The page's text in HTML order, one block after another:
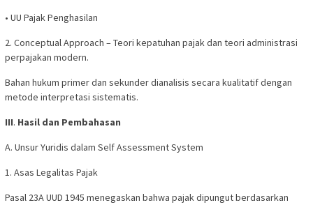
• UU Pajak Penghasilan
2. Conceptual Approach – Teori kepatuhan pajak dan teori administrasi
perpajakan modern.
Bahan hukum primer dan sekunder dianalisis secara kualitatif dengan
metode interpretasi sistematis.
III. Hasil dan Pembahasan
A. Unsur Yuridis dalam Self Assessment System
1. Asas Legalitas Pajak
Pasal 23A UUD 1945 menegaskan bahwa pajak dipungut berdasarkan